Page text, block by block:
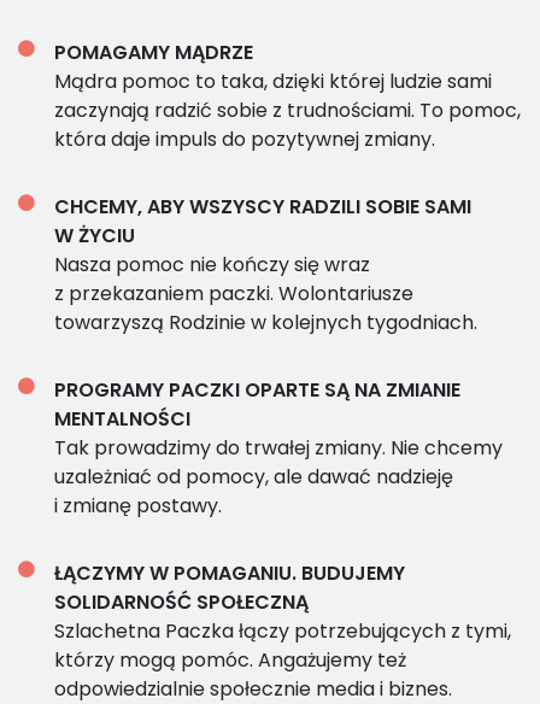
POMAGAMY MĄDRZE
Mądra pomoc to taka, dzięki której ludzie sami
zaczynają radzić sobie z trudnościami. To pomoc,
która daje impuls do pozytywnej zmiany.
CHCEMY, ABY WSZYSCY RADZILI SOBIE SAMI
W ŻYCIU
Nasza pomoc nie kończy się wraz
z przekazaniem paczki. Wolontariusze
towarzyszą Rodzinie w kolejnych tygodniach.
PROGRAMY PACZKI OPARTE SĄ NA ZMIANIE
MENTALNOŚCI
Tak prowadzimy do trwałej zmiany. Nie chcemy
uzależniać od pomocy, ale dawać nadzieję
i zmianę postawy.
ŁĄCZYMY W POMAGANIU. BUDUJEMY
SOLIDARNOŚĆ SPOŁECZNĄ
Szlachetna Paczka łączy potrzebujących z tymi,
którzy mogą pomóc. Angażujemy też
odpowiedzialnie społecznie media i biznes.